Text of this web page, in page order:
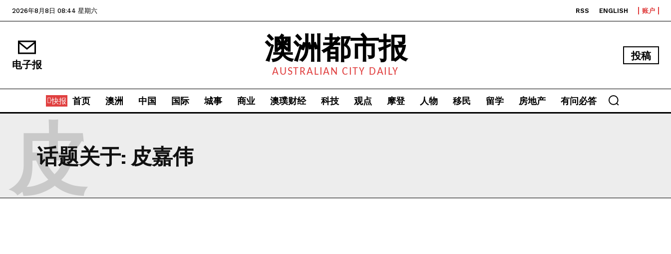
2026年8月8日 08:44 星期六 RSS ENGLISH 账户
电子报 澳洲都市报
AUSTRALIAN CITY DAILY
投稿
快报 首页 澳洲 中国 国际 城事 商业 澳璞财经 科技 观点 摩登 人物 移民 留学 房地产 有问必答
话题关于: 皮嘉伟
皮